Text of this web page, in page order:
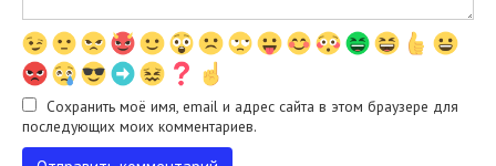
Сохранить моё имя, email и адрес сайта в этом браузере для
последующих моих комментариев.